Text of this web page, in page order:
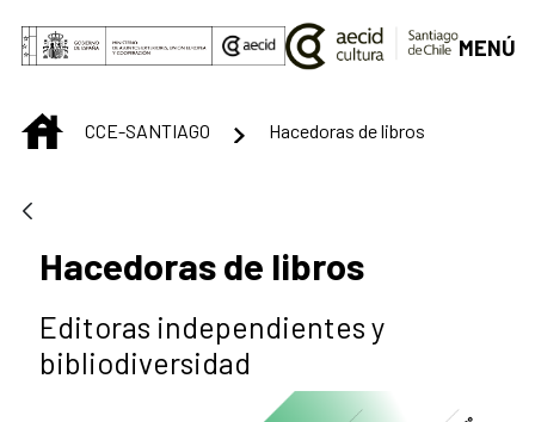
Saltar al contenido principal
MENÚ
INICIOCCE-SANTIAGO Hacedoras de libros
Hacedoras de libros
Editoras independientes y
bibliodiversidad